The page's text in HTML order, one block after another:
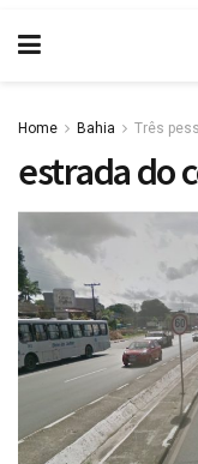
Home Bahia Três
estrada do